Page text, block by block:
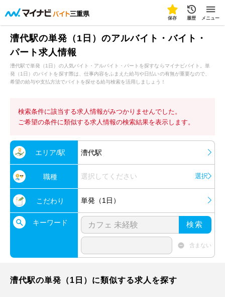
三重県
保存 履歴 メニュー
漕代駅の単発（1日）のアルバイト・バイト・
パート求人情報
漕代駅で単発（1日）の人気バイト・アルバイト・パートを探すならマイナビバイト。単
発（1日）のバイトを探す際は、仕事内容をふまえた給与や日払いの有無が重要なので、
希望の給与や支払方法でバイトを探せる給与検索を活用しましょう！
検索条件に該当する求人情報がみつかりませんでした。
ご希望の条件に類似する求人情報の検索結果を表示します。
エリア/駅 漕代駅
職種 選択してください 選択
こだわり 単発（1日）
キーワード 検索
含まない
漕代駅の単発（1日）に類似する求人を探す